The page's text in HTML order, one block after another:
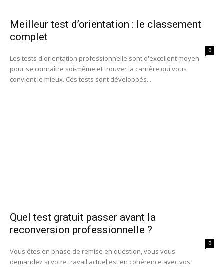
Meilleur test d’orientation : le classement
complet
0
Les tests d'orientation professionnelle sont d'excellent moyen
pour se connaître soi-même et trouver la carrière qui vous
convient le mieux. Ces tests sont développés...
Quel test gratuit passer avant la
reconversion professionnelle ?
0
Vous êtes en phase de remise en question, vous vous
demandez si votre travail actuel est en cohérence avec vos